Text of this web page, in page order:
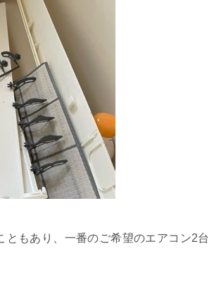
もあり、一番のご希望のエアコン2台